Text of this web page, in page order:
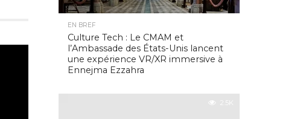
EN BREF
Culture Tech : Le CMAM et
l’Ambassade des États-Unis lancent
une expérience VR/XR immersive à
Ennejma Ezzahra
2.5K